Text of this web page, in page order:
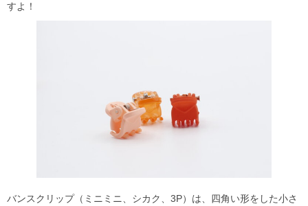
すよ！
バンスクリップ（ミニミニ、シカク、3P）は、四角い形をした小さ